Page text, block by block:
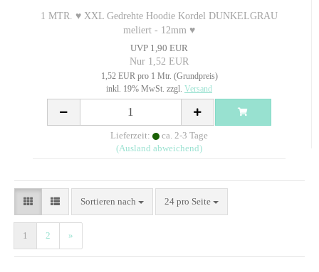
1 MTR. ♥ XXL Gedrehte Hoodie Kordel DUNKELGRAU
meliert - 12mm ♥
UVP 1,90 EUR
Nur 1,52 EUR
1,52 EUR pro 1 Mtr. (Grundpreis)
inkl. 19% MwSt. zzgl. Versand
Lieferzeit:
ca. 2-3 Tage
(Ausland abweichend)
Sortieren nach 24 pro Seite
1 2 »